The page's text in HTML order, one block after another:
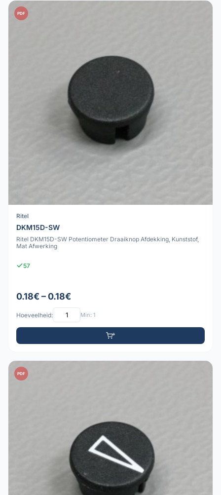
PDF
Ritel
DKM15D-SW
Ritel DKM15D-SW Potentiometer Draaiknop Afdekking, Kunststof,
Mat Afwerking
57
0.18€ – 0.18€
Hoeveelheid: Min: 1
PDF